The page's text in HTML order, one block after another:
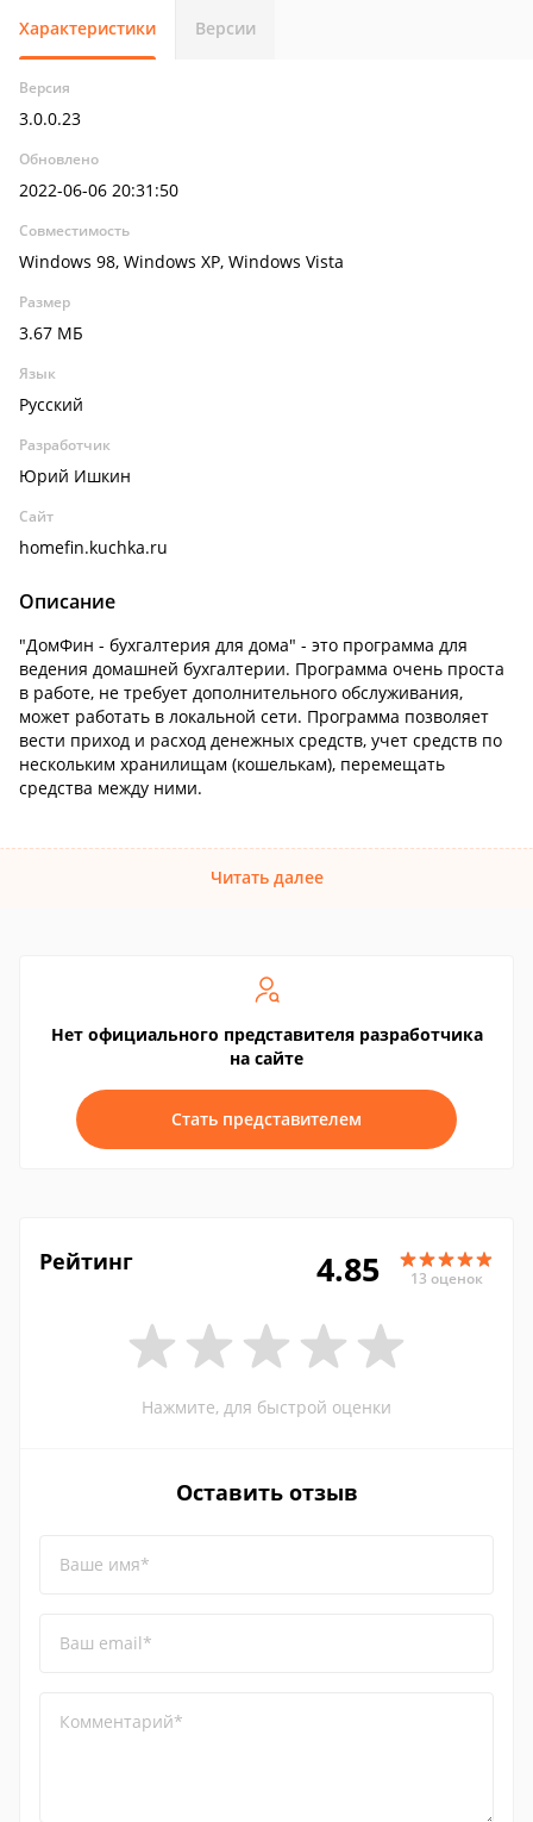
Характеристики Версии
Версия
3.0.0.23
Обновлено
2022-06-06 20:31:50
Совместимость
Windows 98, Windows XP, Windows Vista
Размер
3.67 МБ
Язык
Русский
Разработчик
Юрий Ишкин
Сайт
homefin.kuchka.ru
Описание
"ДомФин - бухгалтерия для дома" - это программа для
ведения домашней бухгалтерии. Программа очень проста
в работе, не требует дополнительного обслуживания,
может работать в локальной сети. Программа позволяет
вести приход и расход денежных средств, учет средств по
нескольким хранилищам (кошелькам), перемещать
средства между ними.
Читать далее
Нет официального представителя разработчика
на сайте
Стать представителем
Рейтинг 4.85 13 оценок
Нажмите, для быстрой оценки
Оставить отзыв
Ваше имя*
Ваш email*
Комментарий*